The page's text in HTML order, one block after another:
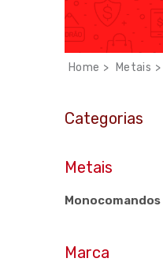
Metais
Metais
Monocomandos
Marca